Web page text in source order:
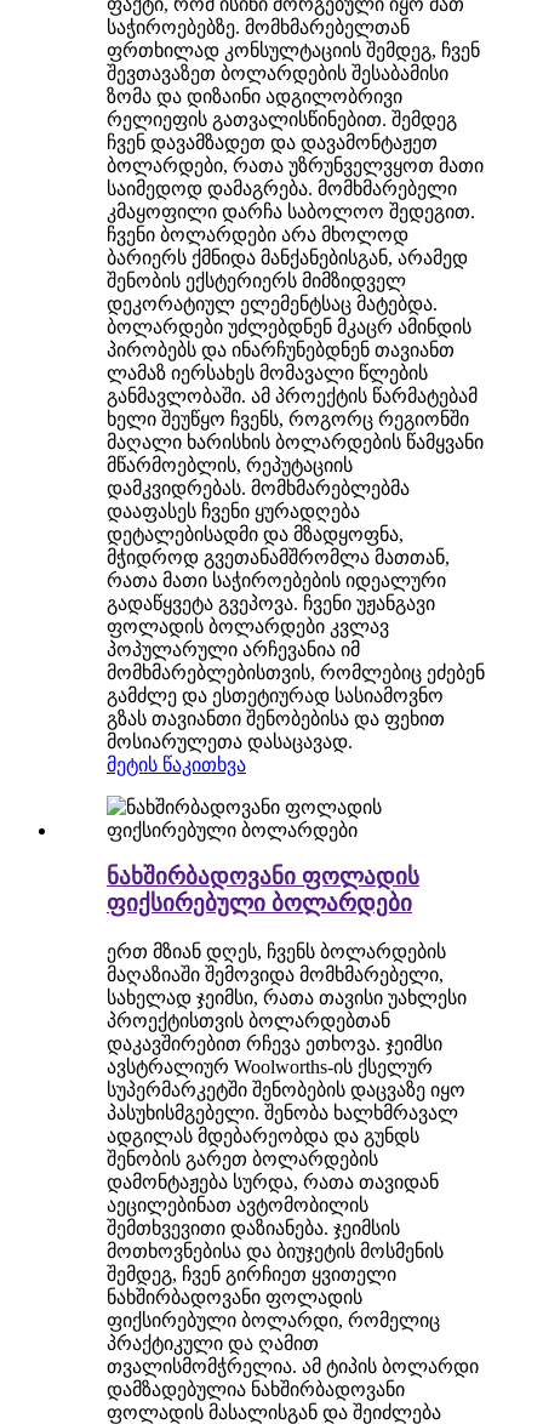
საჭიროებებზე. მომხმარებელთან
ფრთხილად კონსულტაციის შემდეგ, ჩვენ
შევთავაზეთ ბოლარდების შესაბამისი
ზომა და დიზაინი ადგილობრივი
რელიეფის გათვალისწინებით. შემდეგ
ჩვენ დავამზადეთ და დავამონტაჟეთ
ბოლარდები, რათა უზრუნველვყოთ მათი
საიმედოდ დამაგრება. მომხმარებელი
კმაყოფილი დარჩა საბოლოო შედეგით.
ჩვენი ბოლარდები არა მხოლოდ
ბარიერს ქმნიდა მანქანებისგან, არამედ
შენობის ექსტერიერს მიმზიდველ
დეკორატიულ ელემენტსაც მატებდა.
ბოლარდები უძლებდნენ მკაცრ ამინდის
პირობებს და ინარჩუნებდნენ თავიანთ
ლამაზ იერსახეს მომავალი წლების
განმავლობაში. ამ პროექტის წარმატებამ
ხელი შეუწყო ჩვენს, როგორც რეგიონში
მაღალი ხარისხის ბოლარდების წამყვანი
მწარმოებლის, რეპუტაციის
დამკვიდრებას. მომხმარებლებმა
დააფასეს ჩვენი ყურადღება
დეტალებისადმი და მზადყოფნა,
მჭიდროდ გვეთანამშრომლა მათთან,
რათა მათი საჭიროებების იდეალური
გადაწყვეტა გვეპოვა. ჩვენი უჟანგავი
ფოლადის ბოლარდები კვლავ
პოპულარული არჩევანია იმ
მომხმარებლებისთვის, რომლებიც ეძებენ
გამძლე და ესთეტიურად სასიამოვნო
გზას თავიანთი შენობებისა და ფეხით
მოსიარულეთა დასაცავად.
მეტის წაკითხვა
ნახშირბადოვანი ფოლადის
ფიქსირებული ბოლარდები
ერთ მზიან დღეს, ჩვენს ბოლარდების
მაღაზიაში შემოვიდა მომხმარებელი,
სახელად ჯეიმსი, რათა თავისი უახლესი
პროექტისთვის ბოლარდებთან
დაკავშირებით რჩევა ეთხოვა. ჯეიმსი
ავსტრალიურ Woolworths-ის ქსელურ
სუპერმარკეტში შენობების დაცვაზე იყო
პასუხისმგებელი. შენობა ხალხმრავალ
ადგილას მდებარეობდა და გუნდს
შენობის გარეთ ბოლარდების
დამონტაჟება სურდა, რათა თავიდან
აეცილებინათ ავტომობილის
შემთხვევითი დაზიანება. ჯეიმსის
მოთხოვნებისა და ბიუჯეტის მოსმენის
შემდეგ, ჩვენ გირჩიეთ ყვითელი
ნახშირბადოვანი ფოლადის
ფიქსირებული ბოლარდი, რომელიც
პრაქტიკული და ღამით
თვალისმომჭრელია. ამ ტიპის ბოლარდი
დამზადებულია ნახშირბადოვანი
ფოლადის მასალისგან და შეიძლება